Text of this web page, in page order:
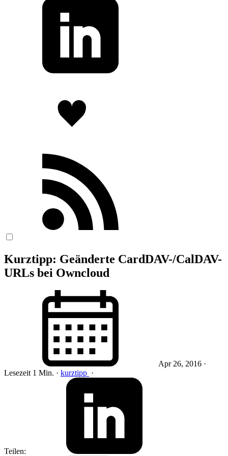
Kurztipp: Geänderte CardDAV-/CalDAV-
URLs bei Owncloud
Apr 26, 2016 ·
Lesezeit 1 Min. · kurztipp ·
Teilen: